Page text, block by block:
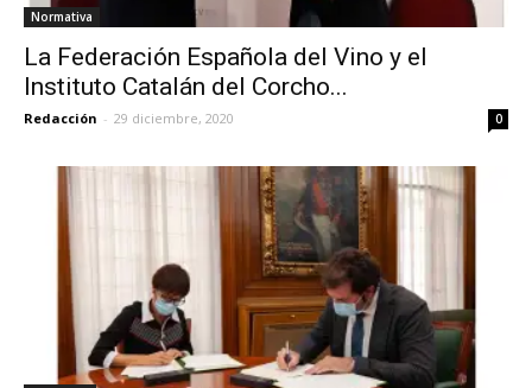
Normativa
La Federación Española del Vino y el
Instituto Catalán del Corcho...
Redacción - 29 diciembre, 2020 0